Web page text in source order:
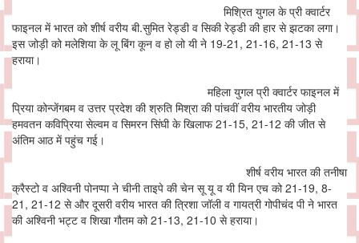
मिश्रित युगल के प्री क्वार्टर
फाइनल में भारत को शीर्ष वरीय बी.सुमित रेड्डी व सिकी रेड्डी की हार से झटका लगा।
इस जोड़ी को मलेशिया के लू बिंग कून व हो लो यी ने 19-21, 21-16, 21-13 से
हराया।
महिला युगल प्री क्वार्टर फाइनल में
प्रिया कोन्जेंगबम व उत्तर प्रदेश की श्रुति मिश्रा की पांचवीं वरीय भारतीय जोड़ी
हमवतन कविप्रिया सेल्वम व सिमरन सिंघी के खिलाफ 21-15, 21-12 की जीत से
अंतिम आठ में पहुंच गई।
शीर्ष वरीय भारत की तनीषा
क्रैस्टो व अश्विनी पोनप्पा ने चीनी ताइपे की चेन सू यू व यी यिन एच को 21-19, 8-
21, 21-12 से और दूसरी वरीय भारत की त्रिशा जॉली व गायत्री गोपीचंद पी ने भारत
की अश्विनी भट्ट व शिखा गौतम को 21-13, 21-10 से हराया।